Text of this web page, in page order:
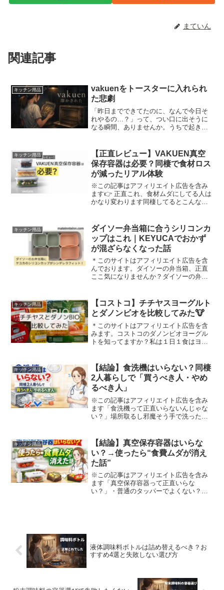
まていん
関連記事
キッチン用品
vakuenをトースターに入れられ
た悲劇
「昨日までできてたのに、なんで今日そ
れやるの…？」って、つい口に出そうに
なる瞬間、ありませんか。うちで起きた
入れてしまって…そのまま溶けました。
vakuen真空容器...
キッチン用品
【正直レビュー】VAKUEN真空
保存容器は必要？同棲で食材ロス
が減ったリアル体験
※この記事はアフィリエイト広告を含み
ます👉 正直これ、食材ムダにしてる人は
かなり変わります同棲してるとこんなこ
む私もこれでかなりストレスでした。👉
しかもこれ、気づいて...
キッチン用品
ダイソー弁当箱に合うシリコンカ
ップはこれ｜KEYUCAでおかず
が混ざらなくなった話
＊このサイトはアフィリエイト広告を含
んでおります。ダイソーの弁当箱、正直
ここ気になりませんか？ダイソーの弁当
ですよね。我が家でも同棲してからずっ
と使っていて、コスパにはか...
キッチン用品
【コストコ】チチヤスヨーグルト
とダノンビオを比較してみた🐮
＊このサイトはアフィリエイト広告を含
みます。コストコのダノンビオヨーグル
トを知ってますか？私は１日１食はヨー
能か)に食べられるかが大事！今まではコ
ストコのチチヤスヨー...
キッチン用品
【結論】食洗機はいらない？同棲
2人暮らしで「買うべき人・やめ
るべき人」
※この記事はアフィリエイト広告を含み
ます「食洗機って正直いらないんじゃな
い？」場所取るし邪魔そう手で洗った方
た。👉 正直、いらない派でしたでも実際
に使ってみると…👉 夜の...
キッチン用品
【結論】真空保存容器はいらな
い？→使ったら“食費ムダが消え
た話”
※この記事はアフィリエイト広告を含み
ます「真空保存容器って正直いらな
い？」・普通のタッパーでよくない？・
液体調味料ボトルは詰め替えるべき？お
すすめ4選と失敗しない選び方